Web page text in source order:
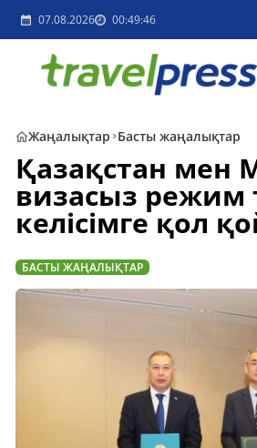
07.08.2026 00:49:46
Жаңалықтар Басты жаңалықтар
Қазақстан мен
визасыз режим
келісімге қол
БАСТЫ ЖАҢАЛЫҚТАР